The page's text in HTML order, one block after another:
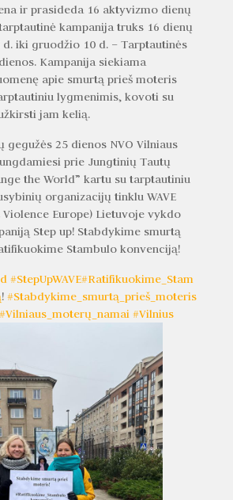
ir prasideda 16 aktyvizmo dienų
kampanija truks 16 dienų
iki gruodžio 10 d. – Tarptautinės
Kampanija siekiama
apie smurtą prieš moteris
lygmenimis, kovoti su
jam kelią.
gegužės 25 dienos NVO Vilniaus
prie Jungtinių Tautų
the World” kartu su tarptautiniu
organizacijų tinklu WAVE
Violence Europe) Lietuvoje vykdo
Step up! Stabdykime smurtą
Stambulo konvenciją!
#StepUpWAVE#Ratifikuokime_Stam
! #Stabdykime_smurtą_prieš_moteris
Vilniaus_moterų_namai #Vilnius